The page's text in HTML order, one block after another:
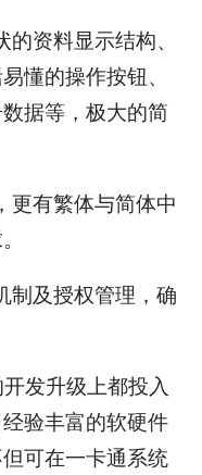
资料显示结构、
懂的操作按钮、
据等，极大的简
更有繁体与简体中
制及授权管理，确
发升级上都投入
验丰富的软硬件
可在一卡通系统